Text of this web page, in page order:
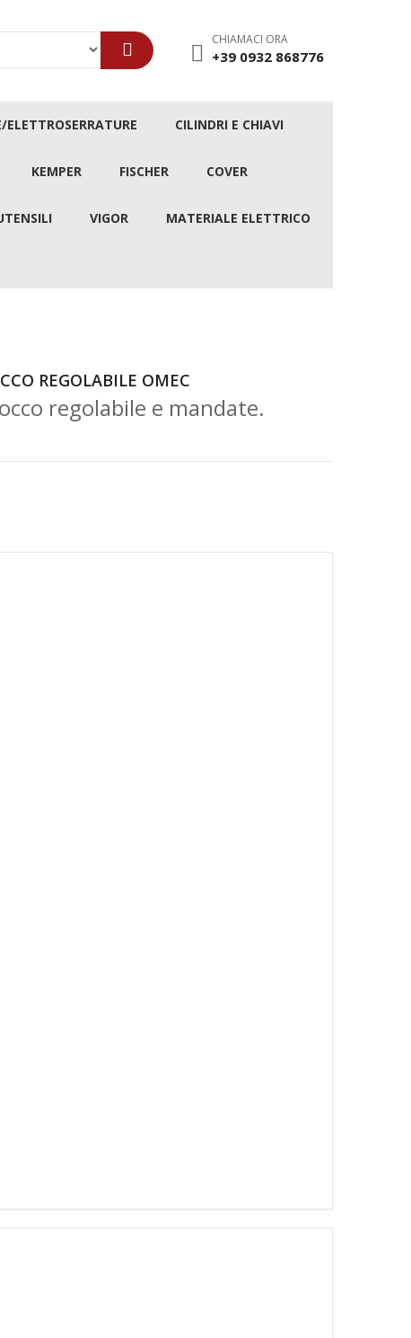
CHIAMACI ORA
+39 0932 868776
ELETTROSERRATURE CILINDRI E CHIAVI
KEMPER FISCHER COVER
VIGOR MATERIALE ELETTRICO
REGOLABILE OMEC
regolabile e mandate.